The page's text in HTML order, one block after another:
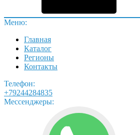
Меню:
Главная
Каталог
Регионы
Контакты
Телефон:
+79244284835
Мессенджеры: